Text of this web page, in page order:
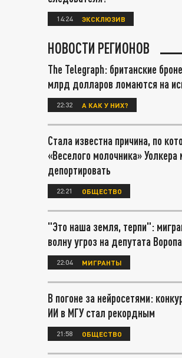
14:24 ЭКСКЛЮЗИВ
НОВОСТИ РЕГИОНОВ
The Telegraph: британские
млрд долларов ломаются на
22:32 А КАК У НИХ?
Стала известна причина, по
«Веселого молочника» Уолкера
депортировать
22:21 ОБЩЕСТВО
"Это наша земля, терпи":
волну угроз на депутата
22:04 МИГРАНТЫ
В погоне за нейросетями:
ИИ в МГУ стал рекордным
21:58 ОБЩЕСТВО